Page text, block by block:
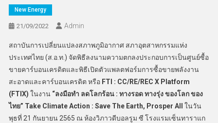
New Energy
21/09/2022 Admin
สถาบันการเปลี่ยนแปลงสภาพภูมิอากาศ สภาอุตสาหกรรมแห่ง
ประเทศไทย (ส.อ.ท.) จัดพิธีลงนามความตกลงประกอบการเป็นศูนย์ซื้อ
ขายคาร์บอนเครดิตและพิธีเปิดตัวแพลตฟอร์มการซื้อขายพลังงาน
สะอาดและคาร์บอนเครดิต หรือ FTI : CC/RE/REC X Platform
(FTIX) ในงาน “ลงมือทำ ลดโลกร้อน : ทางรอด ทางรุ่ง ของโลก ของ
ไทย” Take Climate Action : Save The Earth, Prosper All
ในวัน
พุธที่ 21 กันยายน 2565 ณ ห้องวิภาวดีบอลรูม ซี โรงแรมเซ็นทาราแก